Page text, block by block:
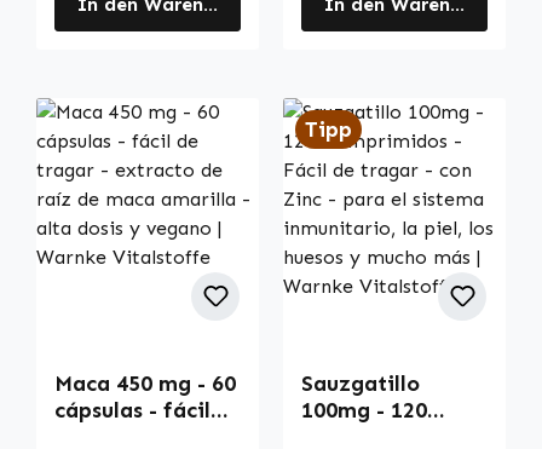
Maca 450 mg - 60
cápsulas - fácil
Tipp
Sauzgatillo
100mg - 120